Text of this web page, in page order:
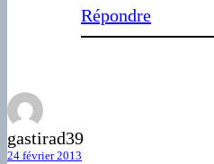
Répondre
gastirad39
24 février 2013